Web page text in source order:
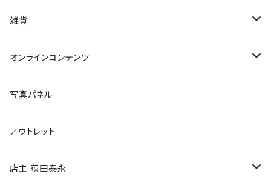
美術
POLEWARDS
Tシャツ
雑貨
バッグ
ブックカバー
マグカップ
傘
オンラインコンテンツ
冒険クロストーク
写真パネル
アウトレット
店主 荻田泰永